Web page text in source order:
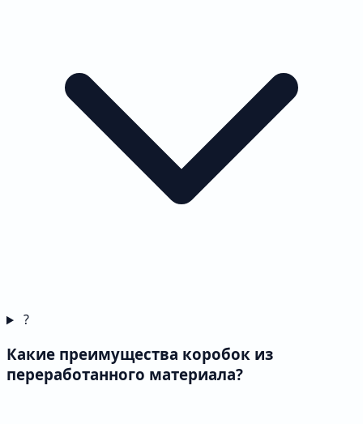
?
Какие преимущества коробок из
переработанного материала?